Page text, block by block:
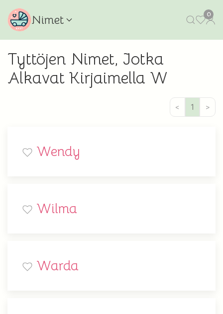
Nimet 0
Tyttöjen Nimet, Jotka
Alkavat Kirjaimella W
< 1 >
Wendy
Wilma
Warda